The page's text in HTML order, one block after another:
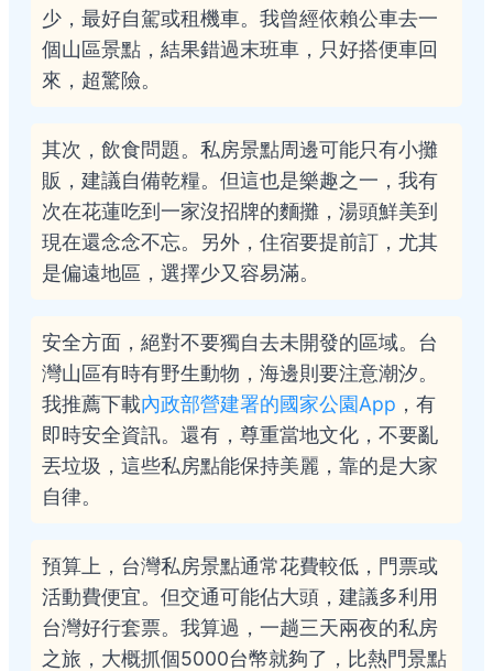
少，最好自駕或租機車。我曾經依賴公車去一
個山區景點，結果錯過末班車，只好搭便車回
來，超驚險。
其次，飲食問題。私房景點周邊可能只有小攤
販，建議自備乾糧。但這也是樂趣之一，我有
次在花蓮吃到一家沒招牌的麵攤，湯頭鮮美到
現在還念念不忘。另外，住宿要提前訂，尤其
是偏遠地區，選擇少又容易滿。
安全方面，絕對不要獨自去未開發的區域。台
灣山區有時有野生動物，海邊則要注意潮汐。
我推薦下載內政部營建署的國家公園App ，有
即時安全資訊。還有，尊重當地文化，不要亂
丟垃圾，這些私房點能保持美麗，靠的是大家
自律。
預算上，台灣私房景點通常花費較低，門票或
活動費便宜。但交通可能佔大頭，建議多利用
台灣好行套票。我算過，一趟三天兩夜的私房
之旅，大概抓個5000台幣就夠了，比熱門景點